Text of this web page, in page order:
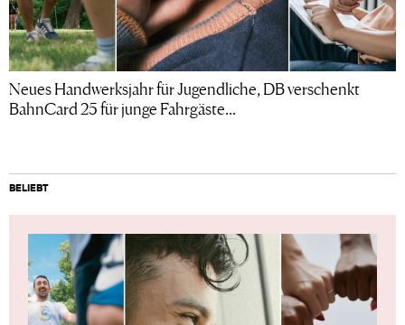
Neues Handwerksjahr für Jugendliche, DB verschenkt
BahnCard 25 für junge Fahrgäste...
BELIEBT